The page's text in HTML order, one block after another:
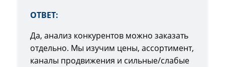
ОТВЕТ:
Да, анализ конкурентов можно заказать
отдельно. Мы изучим цены, ассортимент,
каналы продвижения и сильные/слабые